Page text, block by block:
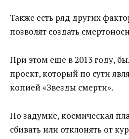
Также есть ряд других
позволят создать
При этом еще в 2013 году,
проект, который по сути
копией «Звезды смерти».
По задумке, космическая
сбивать или отклонять от